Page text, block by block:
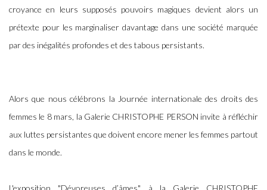
croyance en leurs supposés pouvoirs magiques devient alors un
prétexte pour les marginaliser davantage dans une société marquée
par des inégalités profondes et des tabous persistants.
Alors que nous célébrons la Journée internationale des droits des
femmes le 8 mars, la Galerie CHRISTOPHE PERSON invite à réfléchir
aux luttes persistantes que doivent encore mener les femmes partout
dans le monde.
L'exposition "Dévoreuses d’âmes" à la Galerie CHRISTOPHE